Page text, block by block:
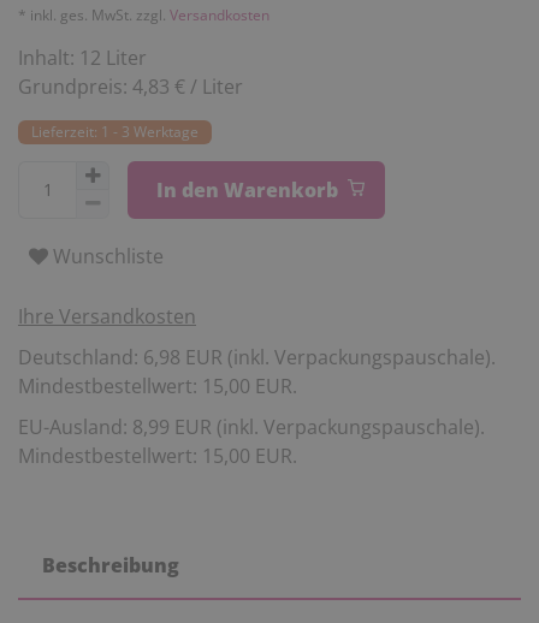
* inkl. ges. MwSt. zzgl. Versandkosten
Inhalt: 12 Liter
Grundpreis: 4,83 € / Liter
Lieferzeit: 1 - 3 Werktage
In den Warenkorb
Wunschliste
Ihre Versandkosten
Deutschland: 6,98 EUR (inkl. Verpackungspauschale).
Mindestbestellwert: 15,00 EUR.
EU-Ausland: 8,99 EUR (inkl. Verpackungspauschale).
Mindestbestellwert: 15,00 EUR.
Beschreibung